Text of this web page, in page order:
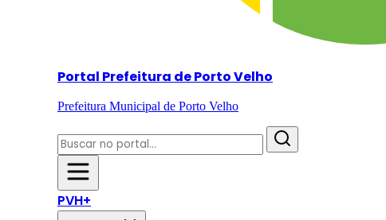
Portal Prefeitura de Porto Velho
Prefeitura Municipal de Porto Velho
PVH+